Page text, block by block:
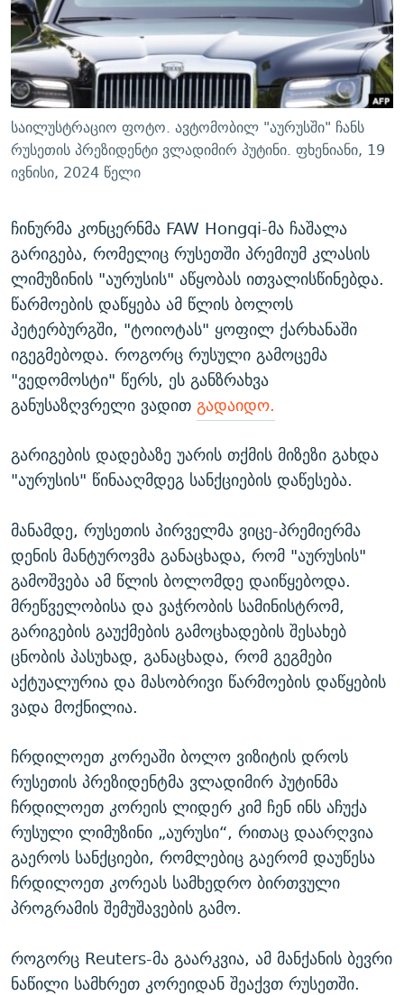
ᲛᲝᲚᲐᲞᲐᲠᲐᲙᲔ ᲢᲔᲥᲡᲢᲔᲑᲘ
ᲨᲘᲜ - ᲣᲪᲮᲝᲔᲗᲨᲘ
ᲚᲘᲢᲔᲠᲐᲢᲣᲠᲣᲚᲘ ᲬᲐᲮᲜᲐᲒᲔᲑᲘ
ᲐᲛᲔᲠᲘᲙᲣᲚᲘ ᲛᲝᲗᲮᲠᲝᲑᲐ
ᲘᲛᲞᲔᲠᲘᲐ ᲓᲐ ᲠᲐᲓᲘᲝ
ᲩᲔᲛᲘ ᲡᲘᲙᲕᲓᲘᲚᲘᲡ ᲛᲘᲖᲔᲖᲘᲐ COVID-19
11 ᲬᲔᲚᲘ - 11 ᲐᲛᲑᲐᲕᲘ
ᲡᲐᲞᲐᲠᲚᲐᲛᲔᲜᲢᲝ ᲐᲠᲩᲔᲕᲜᲔᲑᲘᲡ ᲘᲡᲢᲝᲠᲘᲐ
ᲑᲐᲕᲨᲕᲔᲑᲘ ᲞᲠᲝᲡᲢᲘᲢᲣᲪᲘᲐᲨᲘ - ᲐᲛᲝᲣᲗᲥᲛᲔᲚᲘ ᲐᲛᲑᲐᲕᲘ
5 ᲐᲛᲑᲐᲕᲘ - 20 ᲘᲕᲜᲘᲡᲡ ᲓᲐᲨᲐᲕᲔᲑᲣᲚᲔᲑᲘ
ᲐᲒᲕᲘᲡᲢᲝᲡ ᲝᲛᲘ
ᲒᲐᲛᲝᲘᲬᲔᲠᲔ
რთე/რთ-ის ყველა საიტი
საილუსტრაციო ფოტო. ავტომობილ "აურუსში" ჩანს
რუსეთის პრეზიდენტი ვლადიმირ პუტინი. ფხენიანი, 19
ივნისი, 2024 წელი
ჩინურმა კონცერნმა FAW Hongqi-მა ჩაშალა
გარიგება, რომელიც რუსეთში პრემიუმ კლასის
ლიმუზინის "აურუსის" აწყობას ითვალისწინებდა.
წარმოების დაწყება ამ წლის ბოლოს
პეტერბურგში, "ტოიოტას" ყოფილ ქარხანაში
იგეგმებოდა. როგორც რუსული გამოცემა
"ვედომოსტი" წერს, ეს განზრახვა
განუსაზღვრელი ვადითგადაიდო.
გარიგების დადებაზე უარის თქმის მიზეზი გახდა
"აურუსის" წინააღმდეგ სანქციების დაწესება.
მანამდე, რუსეთის პირველმა ვიცე-პრემიერმა
დენის მანტუროვმა განაცხადა, რომ "აურუსის"
გამოშვება ამ წლის ბოლომდე დაიწყებოდა.
მრეწველობისა და ვაჭრობის სამინისტრომ,
გარიგების გაუქმების გამოცხადების შესახებ
ცნობის პასუხად, განაცხადა, რომ გეგმები
აქტუალურია და მასობრივი წარმოების დაწყების
ვადა მოქნილია.
ჩრდილოეთ კორეაში ბოლო ვიზიტის დროს
რუსეთის პრეზიდენტმა ვლადიმირ პუტინმა
ჩრდილოეთ კორეის ლიდერ კიმ ჩენ ინს აჩუქა
რუსული ლიმუზინი „აურუსი“, რითაც დაარღვია
გაეროს სანქციები, რომლებიც გაერომ დაუწესა
ჩრდილოეთ კორეას სამხედრო ბირთვული
პროგრამის შემუშავების გამო.
როგორც Reuters-მა გაარკვია, ამ მანქანის ბევრი
ნაწილი სამხრეთ კორეიდან შეაქვთ რუსეთში.